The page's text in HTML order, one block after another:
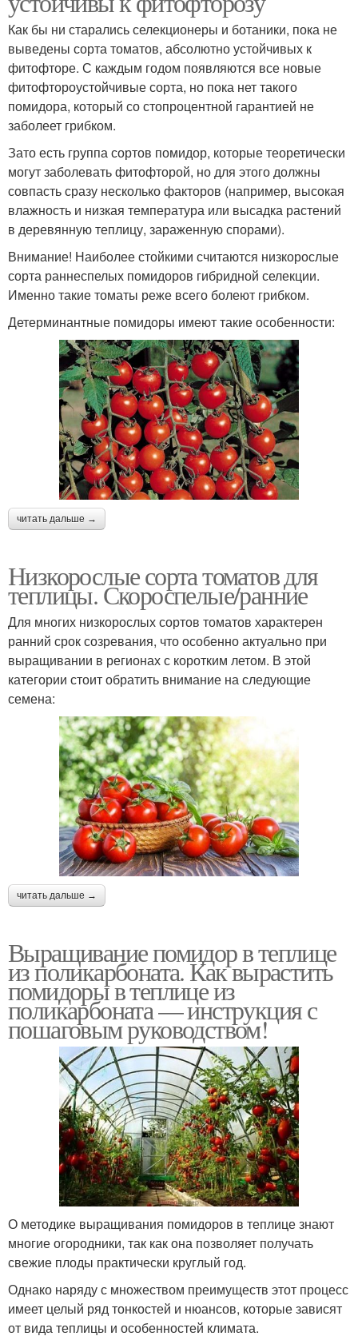
Как бы ни старались селекционеры и ботаники, пока не
выведены сорта томатов, абсолютно устойчивых к
фитофторе. С каждым годом появляются все новые
фитофтороустойчивые сорта, но пока нет такого
помидора, который со стопроцентной гарантией не
заболеет грибком.
Зато есть группа сортов помидор, которые теоретически
могут заболевать фитофторой, но для этого должны
совпасть сразу несколько факторов (например, высокая
влажность и низкая температура или высадка растений
в деревянную теплицу, зараженную спорами).
Внимание! Наиболее стойкими считаются низкорослые
сорта раннеспелых помидоров гибридной селекции.
Именно такие томаты реже всего болеют грибком.
Детерминантные помидоры имеют такие особенности:
читать дальше →
Низкорослые сорта томатов для
теплицы. Скороспелые/ранние
Для многих низкорослых сортов томатов характерен
ранний срок созревания, что особенно актуально при
выращивании в регионах с коротким летом. В этой
категории стоит обратить внимание на следующие
семена:
читать дальше →
Выращивание помидор в теплице
из поликарбоната. Как вырастить
помидоры в теплице из
поликарбоната — инструкция с
пошаговым руководством!
О методике выращивания помидоров в теплице знают
многие огородники, так как она позволяет получать
свежие плоды практически круглый год.
Однако наряду с множеством преимуществ этот процесс
имеет целый ряд тонкостей и нюансов, которые зависят
от вида теплицы и особенностей климата.